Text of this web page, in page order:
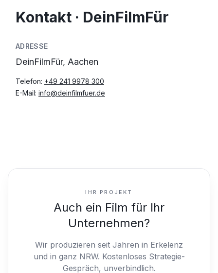
Kontakt · DeinFilmFür
ADRESSE
DeinFilmFür, Aachen
Telefon: +49 241 9978 300
E-Mail: info@deinfilmfuer.de
IHR PROJEKT
Auch ein Film für Ihr
Unternehmen?
Wir produzieren seit Jahren in Erkelenz
und in ganz NRW. Kostenloses Strategie-
Gespräch, unverbindlich.